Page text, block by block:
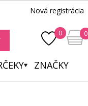
Nová registrácia
0 0
ZNAČKY